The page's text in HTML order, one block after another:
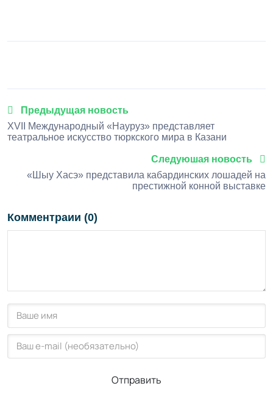
Предыдущая новость
XVII Международный «Науруз» представляет
театральное искусство тюркского мира в Казани
Следуюшая новость
«Шыу Хасэ» представила кабардинских лошадей на
престижной конной выставке
Комментраии (0)
Отправить